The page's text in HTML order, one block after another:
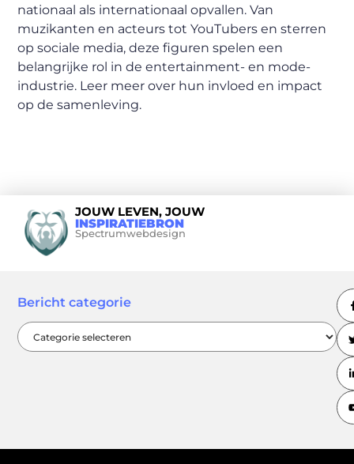
nationaal als internationaal opvallen. Van
muzikanten en acteurs tot YouTubers en sterren
op sociale media, deze figuren spelen een
belangrijke rol in de entertainment- en mode-
industrie. Leer meer over hun invloed en impact
op de samenleving.
JOUW LEVEN, JOUW
INSPIRATIEBRON
Spectrumwebdesign
Bericht categorie